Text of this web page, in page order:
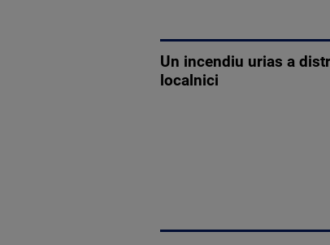
Un incendiu urias a
localnici